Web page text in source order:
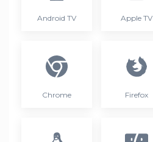
Android TV Apple TV
Chrome Firefox